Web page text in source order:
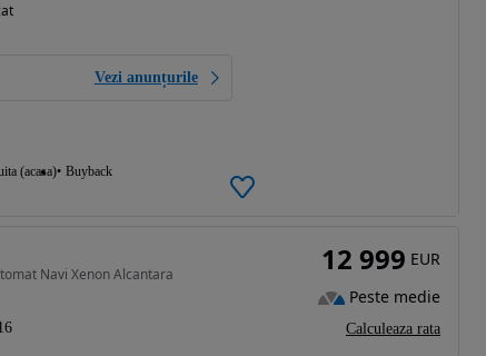
Vezi anunțurile
(acasa) Buyback
Navi Xenon Alcantara 12 999 EUR
Peste medie
Calculeaza rata